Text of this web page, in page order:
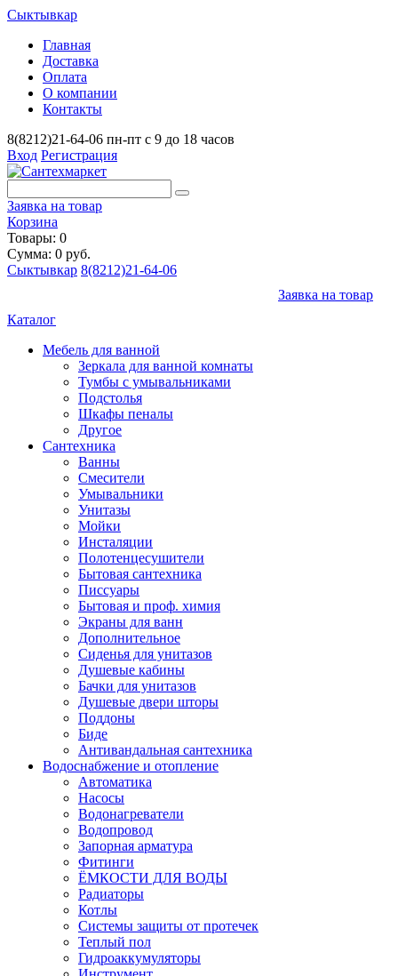
Сыктывкар
Главная
Доставка
Оплата
О компании
Контакты
8(8212)21-64-06 пн-пт с 9 до 18 часов
Вход Регистрация
Заявка на товар
Корзина
Товары: 0
Сумма: 0 руб.
Сыктывкар 8(8212)21-64-06
Заявка на товар
Каталог
Мебель для ванной
Зеркала для ванной комнаты
Тумбы с умывальниками
Подстолья
Шкафы пеналы
Другое
Сантехника
Ванны
Смесители
Умывальники
Унитазы
Мойки
Инсталяции
Полотенцесушители
Бытовая сантехника
Писсуары
Бытовая и проф. химия
Экраны для ванн
Дополнительное
Сиденья для унитазов
Душевые кабины
Бачки для унитазов
Душевые двери шторы
Поддоны
Биде
Антивандальная сантехника
Водоснабжение и отопление
Автоматика
Насосы
Водонагреватели
Водопровод
Запорная арматура
Фитинги
ЁМКОСТИ ДЛЯ ВОДЫ
Радиаторы
Котлы
Системы защиты от протечек
Теплый пол
Гидроаккумуляторы